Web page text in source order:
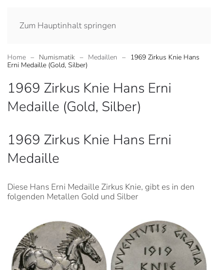
Zum Hauptinhalt springen
Home Numismatik Medaillen
1969 Zirkus Knie Hans
Erni Medaille (Gold, Silber)
1969 Zirkus Knie Hans Erni
Medaille (Gold, Silber)
1969 Zirkus Knie Hans Erni
Medaille
Diese Hans Erni Medaille Zirkus Knie, gibt es in den
folgenden Metallen Gold und Silber